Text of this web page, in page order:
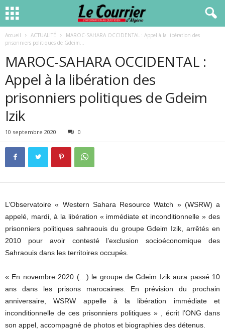
Accueil ACTUALITÉ
MAROC-SAHARA OCCIDENTAL : Appel à la libération des
prisonniers politiques de Gdeim...
MAROC-SAHARA OCCIDENTAL :
Appel à la libération des
prisonniers politiques de Gdeim
Izik
10 septembre 2020 0
L’Observatoire « Western Sahara Resource Watch » (WSRW) a
appelé, mardi, à la libération « immédiate et inconditionnelle » des
prisonniers politiques sahraouis du groupe Gdeim Izik, arrêtés en
2010 pour avoir contesté l’exclusion socioéconomique des
Sahraouis dans les territoires occupés.
« En novembre 2020 (…) le groupe de Gdeim Izik aura passé 10
ans dans les prisons marocaines. En prévision du prochain
anniversaire, WSRW appelle à la libération immédiate et
inconditionnelle de ces prisonniers politiques » , écrit l’ONG dans
son appel, accompagné de photos et biographies des détenus.